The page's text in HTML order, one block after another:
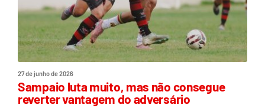
27 de junho de 2026
Sampaio luta muito, mas não consegue
reverter vantagem do adversário